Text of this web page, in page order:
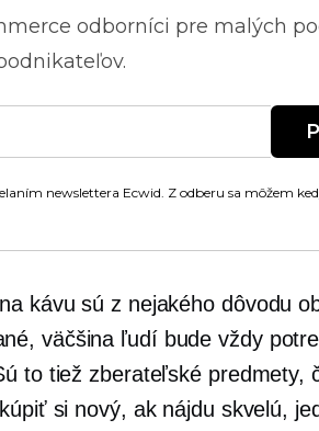
odborníci pre malých
newslettera Ecwid. Z odberu sa môžem
kávu sú z nejakého dôvodu
väčšina ľudí bude vždy
to tiež zberateľské predmety,
si nový, ak nájdu skvelú,